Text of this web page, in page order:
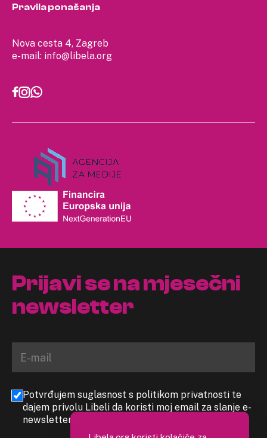
Nova cesta 4, Zagreb
e-mail: info@libela.org
Pravila ponašanja
Prijavi se na mjesečni
newsletter
Potvrđujem suglasnost s politikom privatnosti te
dajem privolu Libeli da koristi moj email za slanje e-
newslettera